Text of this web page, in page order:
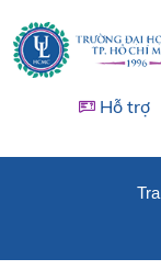
Hỗ trợ